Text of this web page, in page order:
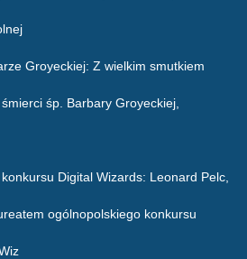
Groyeckiej: Z wielkim smutkiem
śp. Barbary Groyeckiej,
Digital Wizards: Leonard Pelc,
ogólnopolskiego konkursu